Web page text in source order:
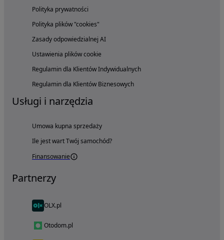
Polityka prywatności
Polityka plików "cookies"
Zasady odpowiedzialnej AI
Ustawienia plików cookie
Regulamin dla Klientów Indywidualnych
Regulamin dla Klientów Biznesowych
Usługi i narzędzia
Umowa kupna sprzedaży
Ile jest wart Twój samochód?
Finansowanie
Partnerzy
OLX.pl
Otodom.pl